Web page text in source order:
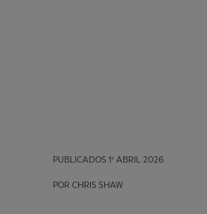
PUBLICADOS 1º ABRIL 2026
POR CHRIS SHAW